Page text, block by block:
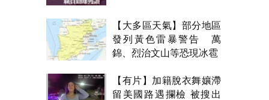
【大多區天氣】部分地區
發列黃色雷暴警告 萬
錦、烈治文山等恐現冰雹
【有片】加籍脫衣舞孃滯
留美國路遇攔檢 被搜出